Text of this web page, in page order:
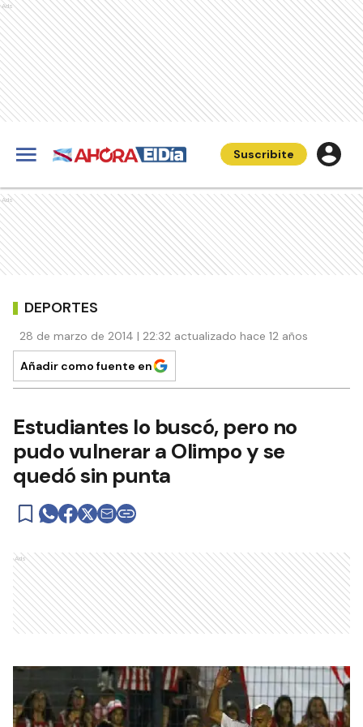
Ads
Suscribite
Ads
DEPORTES
28 de marzo de 2014 | 22:32 actualizado hace 12 años
Añadir como fuente en
Estudiantes lo buscó, pero no
pudo vulnerar a Olimpo y se
quedó sin punta
Ads